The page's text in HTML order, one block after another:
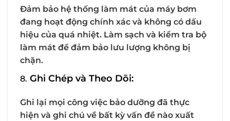
Đảm bảo hệ thống làm mát của máy bơm
đang hoạt động chính xác và không có dấu
hiệu của quá nhiệt. Làm sạch và kiểm tra bộ
làm mát để đảm bảo lưu lượng không bị
chặn.
8. Ghi Chép và Theo Dõi:
Ghi lại mọi công việc bảo dưỡng đã thực
hiện và ghi chú về bất kỳ vấn đề nào xuất